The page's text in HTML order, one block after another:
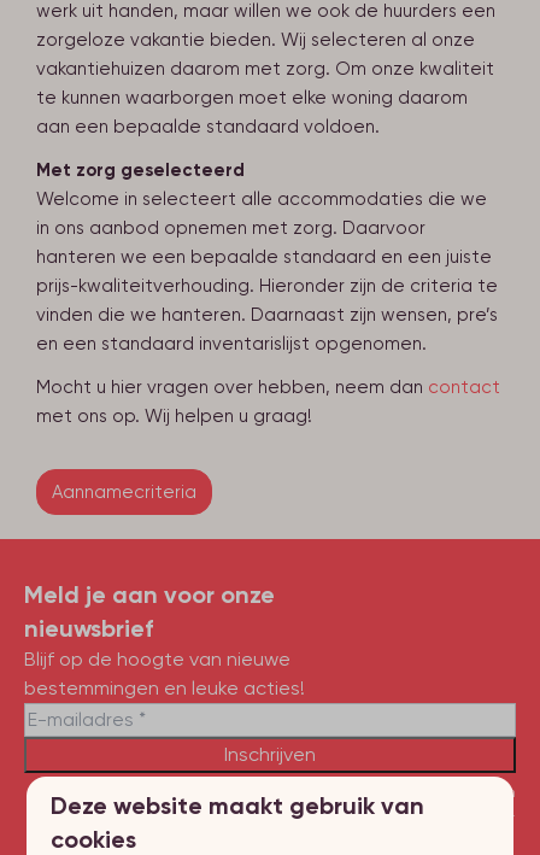
werk uit handen, maar willen we ook de huurders een
zorgeloze vakantie bieden. Wij selecteren al onze
vakantiehuizen daarom met zorg. Om onze kwaliteit
te kunnen waarborgen moet elke woning daarom
aan een bepaalde standaard voldoen.
Met zorg geselecteerd
Welcome in selecteert alle accommodaties die we
in ons aanbod opnemen met zorg. Daarvoor
hanteren we een bepaalde standaard en een juiste
prijs-kwaliteitverhouding. Hieronder zijn de criteria te
vinden die we hanteren. Daarnaast zijn wensen, pre’s
en een standaard inventarislijst opgenomen.
Mocht u hier vragen over hebben, neem dan contact
met ons op. Wij helpen u graag!
Aannamecriteria
Meld je aan voor onze
nieuwsbrief
Blijf op de hoogte van nieuwe
bestemmingen en leuke acties!
Inschrijven
zijn
van toepassing.
Deze website maakt gebruik van
cookies